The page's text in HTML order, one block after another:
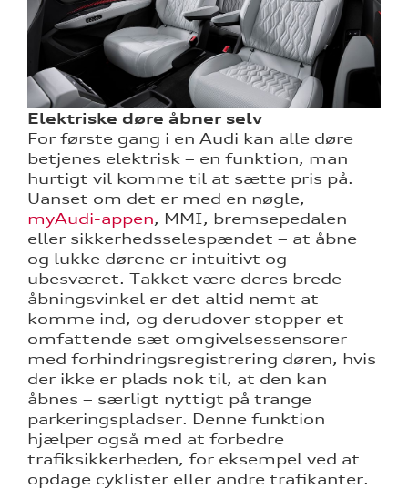
Elektriske døre åbner selv
For første gang i en Audi kan alle døre
betjenes elektrisk – en funktion, man
hurtigt vil komme til at sætte pris på.
Uanset om det er med en nøgle,
myAudi-appen, MMI, bremsepedalen
eller sikkerhedsselespændet – at åbne
og lukke dørene er intuitivt og
ubesværet. Takket være deres brede
åbningsvinkel er det altid nemt at
komme ind, og derudover stopper et
omfattende sæt omgivelsessensorer
med forhindringsregistrering døren, hvis
der ikke er plads nok til, at den kan
åbnes – særligt nyttigt på trange
parkeringspladser. Denne funktion
hjælper også med at forbedre
trafiksikkerheden, for eksempel ved at
opdage cyklister eller andre trafikanter.